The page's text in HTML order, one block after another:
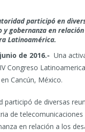
participó en
y gobernanza en
Latinoamérica.
de 2016.- Una
Congreso
Cancún, México.
participó de diversas
de
en relación a los